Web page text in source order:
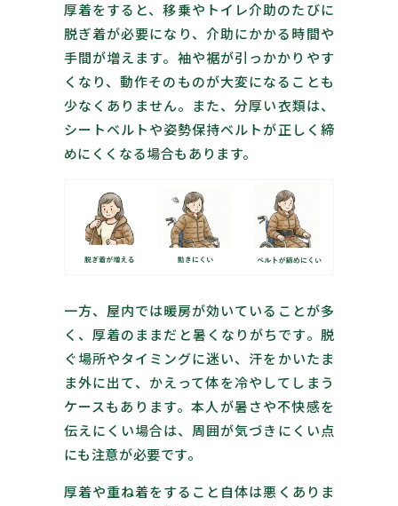
厚着をすると、移乗やトイレ介助のたびに
脱ぎ着が必要になり、介助にかかる時間や
手間が増えます。袖や裾が引っかかりやす
くなり、動作そのものが大変になることも
少なくありません。また、分厚い衣類は、
シートベルトや姿勢保持ベルトが正しく締
めにくくなる場合もあります。
一方、屋内では暖房が効いていることが多
く、厚着のままだと暑くなりがちです。脱
ぐ場所やタイミングに迷い、汗をかいたま
ま外に出て、かえって体を冷やしてしまう
ケースもあります。本人が暑さや不快感を
伝えにくい場合は、周囲が気づきにくい点
にも注意が必要です。
厚着や重ね着をすること自体は悪くありま